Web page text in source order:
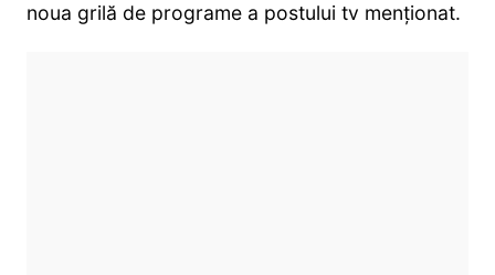
noua grilă de programe a postului tv menționat.